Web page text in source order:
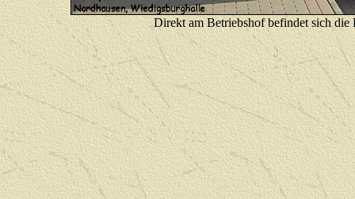
Direkt am Betriebshof befindet sich